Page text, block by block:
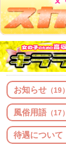
お知らせ （19）
風俗用語 （17）
待遇について